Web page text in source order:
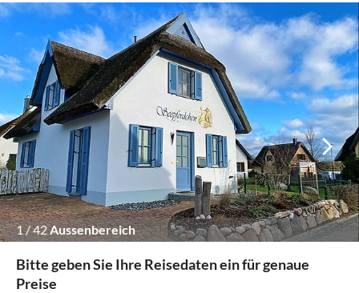
1/42Aussenbereich
Bitte geben Sie Ihre Reisedaten ein für genaue
Preise